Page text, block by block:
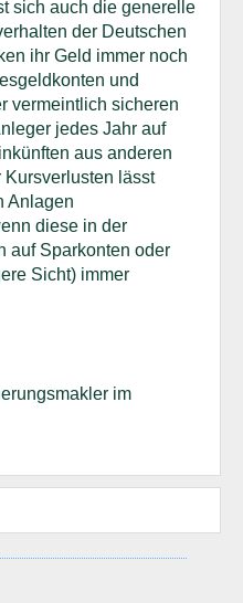
sich auch die generelle
der Deutschen
ihr Geld immer noch
und
vermeintlich sicheren
jedes Jahr auf
aus anderen
Kursverlusten lässt
Anlagen
diese in der
auf Sparkonten oder
Sicht) immer
im